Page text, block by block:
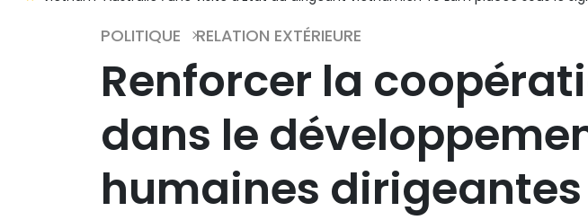
POLITIQUE RELATION EXTÉRIEURE
Renforcer la
dans le
humaines dirigeantes